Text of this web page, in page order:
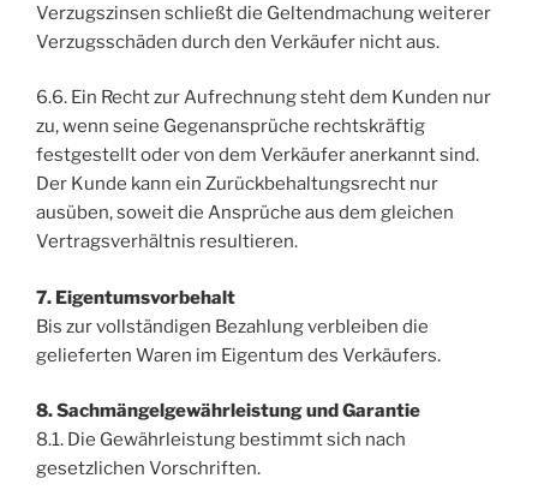
Verzugszinsen schließt die Geltendmachung weiterer
Verzugsschäden durch den Verkäufer nicht aus.
6.6. Ein Recht zur Aufrechnung steht dem Kunden nur
zu, wenn seine Gegenansprüche rechtskräftig
festgestellt oder von dem Verkäufer anerkannt sind.
Der Kunde kann ein Zurückbehaltungsrecht nur
ausüben, soweit die Ansprüche aus dem gleichen
Vertragsverhältnis resultieren.
7. Eigentumsvorbehalt
Bis zur vollständigen Bezahlung verbleiben die
gelieferten Waren im Eigentum des Verkäufers.
8. Sachmängelgewährleistung und Garantie
8.1. Die Gewährleistung bestimmt sich nach
gesetzlichen Vorschriften.